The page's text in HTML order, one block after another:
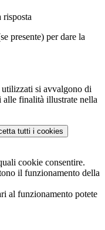
risposta
presente) per dare la
si avvalgono di
alle finalità illustrate nella
tutti i cookies
cookie consentire.
il funzionamento della
al funzionamento potete